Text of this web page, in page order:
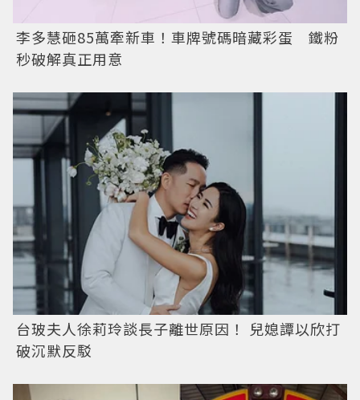
李多慧砸85萬牽新車！車牌號碼暗藏彩蛋 鐵粉
秒破解真正用意
台玻夫人徐莉玲談長子離世原因！ 兒媳譚以欣打
破沉默反駁